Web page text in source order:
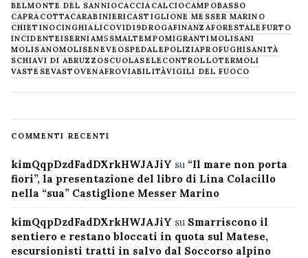
BELMONTE DEL SANNIOCACCIACALCIOCAMPOBASSO
CAPRACOTTACARABINIERICASTIGLIONE MESSER MARINO
CHIETINOCINGHIALICOVID19DROGAFINANZAFORESTALE FURTO
INCIDENTEISERNIAM5SMALTEMPOMIGRANTIMOLISANI
MOLISANOMOLISENEVE OSPEDALEPOLIZIAPROFUGHISANITÀ
SCHIAVI DI ABRUZZOSCUOLASELECONTROLLOTERMOLI
VASTESEVASTOVENAFROVIABILITÀVIGILI DEL FUOCO
COMMENTI RECENTI
kimQqpDzdFadDXrkHWJAJiY su “Il mare non porta
fiori”, la presentazione del libro di Lina Colacillo
nella “sua” Castiglione Messer Marino
kimQqpDzdFadDXrkHWJAJiY su Smarriscono il
sentiero e restano bloccati in quota sul Matese,
escursionisti tratti in salvo dal Soccorso alpino